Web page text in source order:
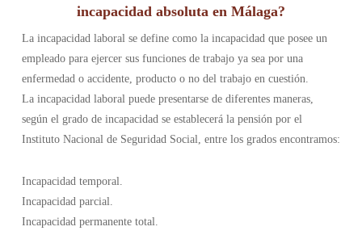
incapacidad absoluta en Málaga?
La incapacidad laboral se define como la incapacidad que posee un
empleado para ejercer sus funciones de trabajo ya sea por una
enfermedad o accidente, producto o no del trabajo en cuestión.
La incapacidad laboral puede presentarse de diferentes maneras,
según el grado de incapacidad se establecerá la pensión por el
Instituto Nacional de Seguridad Social, entre los grados encontramos:
Incapacidad temporal.
Incapacidad parcial.
Incapacidad permanente total.